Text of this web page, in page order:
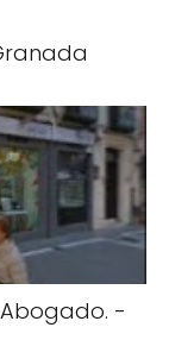
Abogado. -